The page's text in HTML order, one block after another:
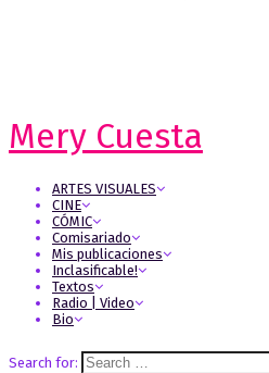
Mery Cuesta
ARTES VISUALES
CINE
CÓMIC
Comisariado
Mis publicaciones
Inclasificable!
Textos
Radio | Video
Bio
Search for: